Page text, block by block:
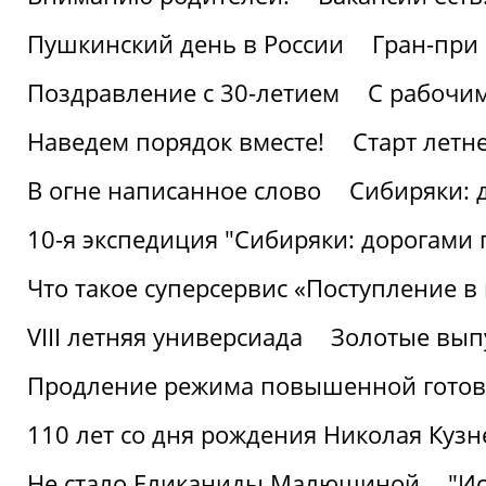
Пушкинский день в России
Гран-
Поздравление с 30-летием
С
Наведем порядок вместе!
Старт
В огне написанное слово
Сибиряки:
10-я экспедиция "Сибиряки: дорогами
Что такое суперсервис «Поступление
VIII летняя универсиада
Золотые
Продление режима повышенной
110 лет со дня рождения Николая